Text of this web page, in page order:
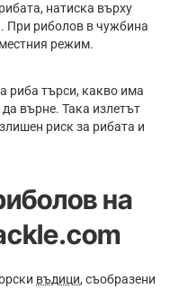
натиска върху
При риболов в чужбина
режим.
риба търси, какво има
върне. Така излетът
риск за рибата и
на
въдици, съобразени